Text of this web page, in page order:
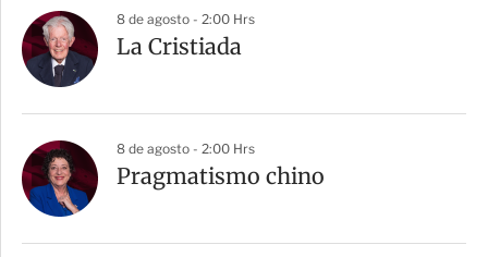
8 de agosto - 2:00 Hrs
La Cristiada
8 de agosto - 2:00 Hrs
Pragmatismo chino